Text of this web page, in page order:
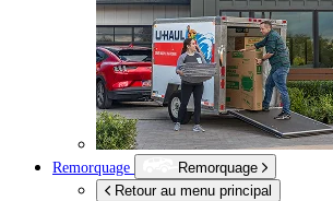
Remorquage
Remorquage
Retour au menu principal